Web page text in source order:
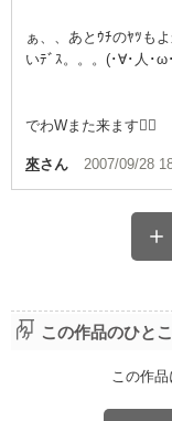
ぁ、、あとｳﾁのﾔﾂも
いﾃﾞｽ。。。(･∀･人･ω
でわWまた来ます
來さん 2007/09/28
この作品のひと
この作